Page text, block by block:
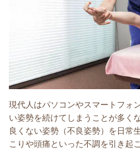
現代人はパソコンやスマートフォ
い姿勢を続けてしまうことが多く
良くない姿勢（不良姿勢）を日常
こりや頭痛といった不調を引き起